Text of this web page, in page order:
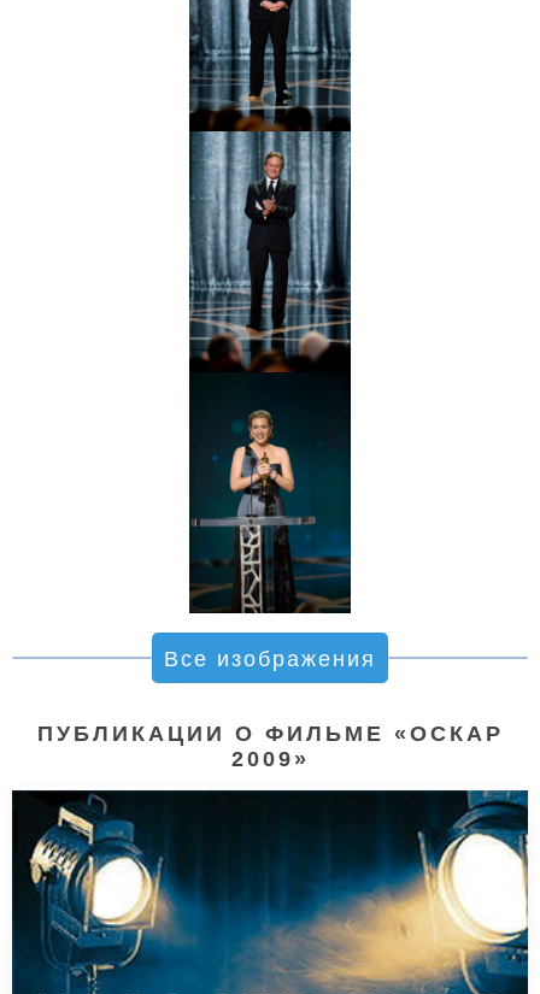
Все изображения
ПУБЛИКАЦИИ О ФИЛЬМЕ «ОСКАР
2009»